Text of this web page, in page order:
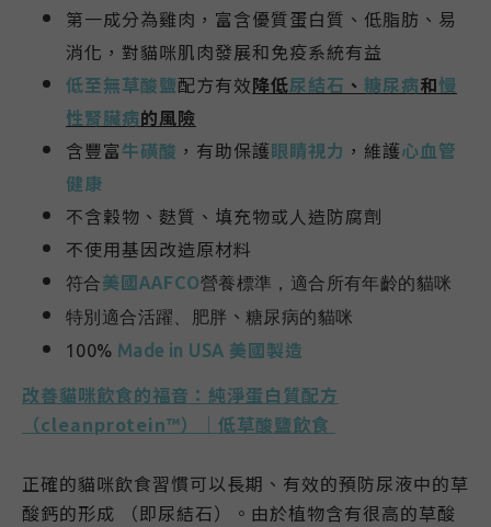
第一成分為雞肉，富含優質蛋白質、低脂肪、易
消化，對貓咪肌肉發展和免疫系統有益
低至無草酸鹽配方有效降低尿結石 、 糖尿病和慢
性腎臟病的風險
含豐富牛磺酸 ，有助保護眼睛視力 ，維護心血管
健康
不含穀物、麩質、填充物或人造防腐劑
不使用基因改造原材料
符合美國AAFCO營養標準，適合所有年齡的貓咪
特別適合活躍、肥胖 、 糖尿病的貓咪
100% Made in USA 美國製造
改善貓咪飲食的福音：純淨蛋白質配方
（cleanprotein™）｜低草酸鹽飲食
正確的貓咪飲食習慣可以長期、有效的預防尿液中的草
酸鈣的形成 （即尿結石）。由於植物含有很高的草酸